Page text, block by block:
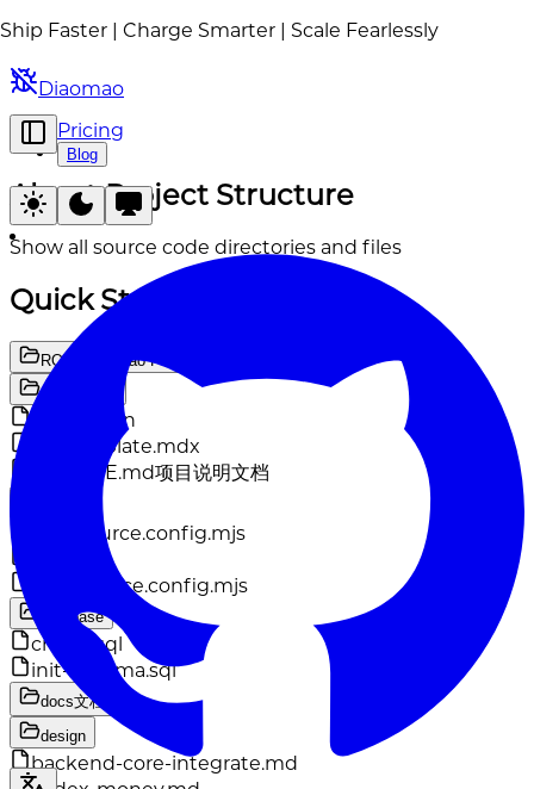
Ship Faster | Charge Smarter | Scale Fearlessly
Diaomao
Pricing
Blog
About Project Structure
Show all source code directories and files
Quick Started
ROOT
Diaomao Project
.changeset
config.json
d8-template.mdx
README.md项目说明文档
blog.source.config.mjs
legal.source.config.mjs
database
create.sql
init-schema.sql
docs文档
design
backend-core-integrate.md